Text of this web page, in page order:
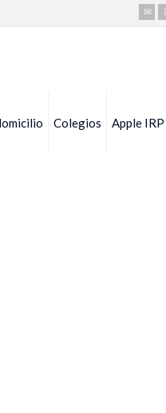
Colegios Apple IRP